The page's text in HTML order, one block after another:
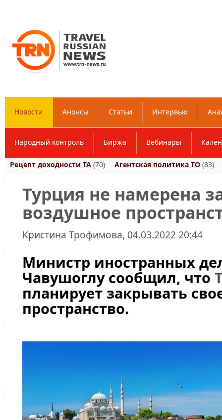
Новости Анонсы Статьи Интервью
Народный контроль Биржа Вебинары
Рецепт доходности ТА (70) Агентская политика ТО (83)
Турция не намерена
воздушное
Кристина Трофимова, 04.03.2022 20:44
Министр иностранных
Чавушоглу сообщил, что
планирует закрывать
пространство.